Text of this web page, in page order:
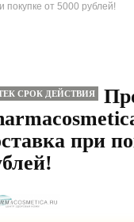
от 5000 рублей!
СРОК ДЕЙСТВИЯ
при